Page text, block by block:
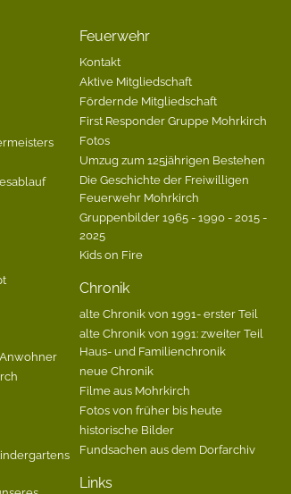
Feuerwehr
Kontakt
Aktive Mitgliedschaft
Fördernde Mitgliedschaft
First Responder Gruppe Mohrkirch
Fotos
Umzug zum 125jährigen Bestehen
Die Geschichte der Freiwilligen
Feuerwehr Mohrkirch
Gruppenbilder 1965 - 1990 - 2015 -
2025
Kids on Fire
Chronik
alte Chronik von 1991- erster Teil
alte Chronik von 1991: zweiter Teil
Haus- und Familienchronik
neue Chronik
Filme aus Mohrkirch
Fotos von früher bis heute
historische Bilder
Fundsachen aus dem Dorfarchiv
Links